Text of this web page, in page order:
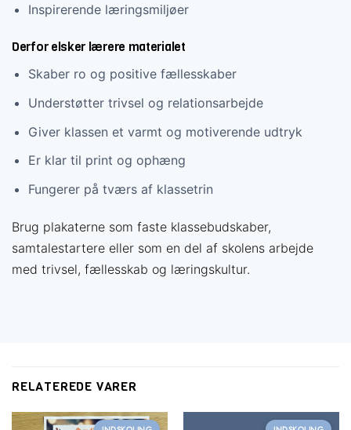
Inspirerende læringsmiljøer
Derfor elsker lærere materialet
Skaber ro og positive fællesskaber
Understøtter trivsel og relationsarbejde
Giver klassen et varmt og motiverende udtryk
Er klar til print og ophæng
Fungerer på tværs af klassetrin
Brug plakaterne som faste klassebudskaber,
samtalestartere eller som en del af skolens arbejde
med trivsel, fællesskab og læringskultur.
RELATEREDE VARER
Få mere ud af din
undervisning
Vælg det medlemskab der passer til dig — og spar
tid på forberedelsen